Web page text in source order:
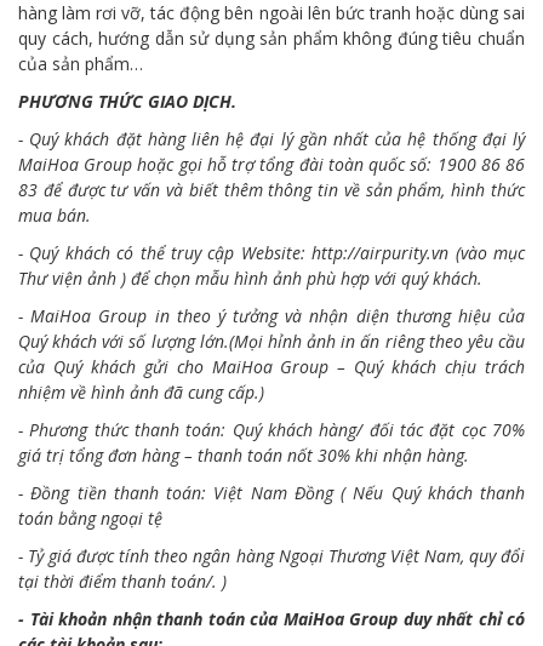
hàng làm rơi vỡ, tác động bên ngoài lên bức tranh hoặc dùng sai
quy cách, hướng dẫn sử dụng sản phẩm không đúng tiêu chuẩn
của sản phẩm…
PHƯƠNG THỨC GIAO DỊCH.
- Quý khách đặt hàng liên hệ đại lý gần nhất của hệ thống đại lý
MaiHoa Group hoặc gọi hỗ trợ tổng đài toàn quốc số: 1900 86 86
83 để được tư vấn và biết thêm thông tin về sản phẩm, hình thức
mua bán.
- Quý khách có thể truy cập Website:http://airpurity.vn (vào mục
Thư viện ảnh ) để chọn mẫu hình ảnh phù hợp với quý khách.
- MaiHoa Group in theo ý tưởng và nhận diện thương hiệu của
Quý khách với số lượng lớn.(Mọi hỉnh ảnh in ấn riêng theo yêu cầu
của Quý khách gửi cho MaiHoa Group – Quý khách chịu trách
nhiệm về hình ảnh đã cung cấp.)
- Phương thức thanh toán: Quý khách hàng/ đối tác đặt cọc 70%
giá trị tổng đơn hàng – thanh toán nốt 30% khi nhận hàng.
- Đồng tiền thanh toán: Việt Nam Đồng ( Nếu Quý khách thanh
toán bằng ngoại tệ
- Tỷ giá được tính theo ngân hàng Ngoại Thương Việt Nam, quy đổi
tại thời điểm thanh toán/. )
- Tài khoản nhận thanh toán của MaiHoa Group duy nhất chỉ có